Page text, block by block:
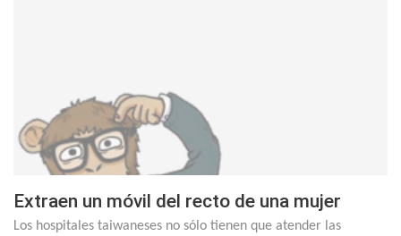
Extraen un móvil del recto de una mujer
Los hospitales taiwaneses no sólo tienen que atender las